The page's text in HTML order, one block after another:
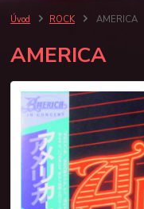
Úvod ROCK AMERICA
AMERICA